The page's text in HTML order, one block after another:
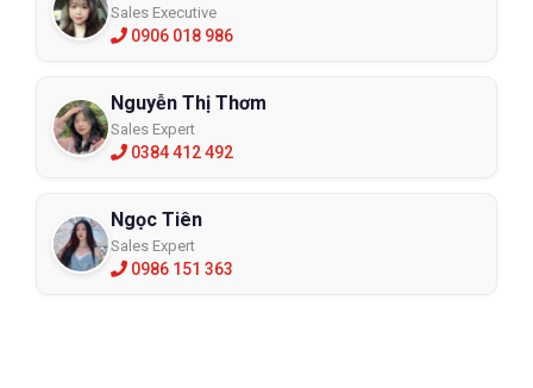
Sales Executive
0906 018 986
Nguyễn Thị Thơm
Sales Expert
0384 412 492
Ngọc Tiên
Sales Expert
0986 151 363